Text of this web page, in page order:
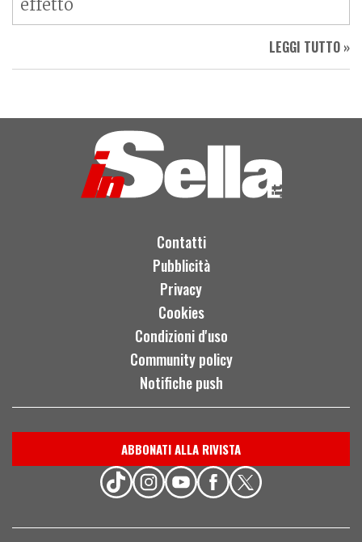
effetto
LEGGI TUTTO »
Contatti
Pubblicità
Privacy
Cookies
Condizioni d'uso
Community policy
Notifiche push
ABBONATI ALLA RIVISTA